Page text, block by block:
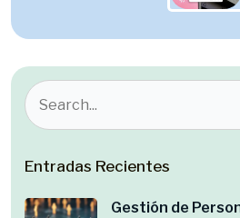
Entradas Recientes
Gestión de